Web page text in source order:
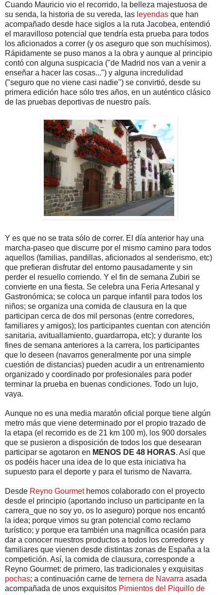
Cuando Mauricio vio el recorrido, la belleza majestuosa de
su senda, la historia de su vereda, las leyendas que han
acompañado desde hace siglos a la ruta Jacobea, entendió
el maravilloso potencial que tendría esta prueba para todos
los aficionados a correr (y os aseguro que son muchísimos).
Rápidamente se puso manos a la obra y aunque al principio
contó con alguna suspicacia ("de Madrid nos van a venir a
enseñar a hacer las cosas...") y alguna incredulidad
("seguro que no viene casi nadie") se convirtió, desde su
primera edición hace sólo tres años, en un auténtico clásico
de las pruebas deportivas de nuestro país.
Y es que no se trata sólo de correr. El día anterior hay una
marcha-paseo que discurre por el mismo camino para todos
aquellos (familias, pandillas, aficionados al senderismo, etc)
que prefieran disfrutar del entorno pausadamente y sin
perder el resuello corriendo. Y el fin de semana Zubiri se
convierte en una fiesta. Se celebra una Feria Artesanal y
Gastronómica; se coloca un parque infantil para todos los
niños; se organiza una comida de clausura en la que
participan cerca de dos mil personas (entre corredores,
familiares y amigos); los participantes cuentan con atención
sanitaria, avituallamiento, guardarropa, etc); y durante los
fines de semana anteriores a la carrera, los participantes
que lo deseen (navarros generalmente por una simple
cuestión de distancias) pueden acudir a un entrenamiento
organizado y coordinado por profesionales para poder
terminar la prueba en buenas condiciones. Todo un lujo,
vaya.
Aunque no es una media maratón oficial porque tiene algún
metro más que viene determinado por el propio trazado de
la etapa (el recorrido es de 21 km 100 m), los 900 dorsales
que se pusieron a disposición de todos los que desearan
participar se agotaron en MENOS DE 48 HORAS. Así que
os podéis hacer una idea de lo que esta iniciativa ha
supuesto para el deporte y para el turismo de Navarra.
Desde Reyno Gourmethemos colaborado con el proyecto
desde el principio (aportando incluso un participante en la
carrera_que no soy yo, os lo aseguro) porque nos encantó
la idea; porque vimos su gran potencial como reclamo
turístico; y porque era también una magnífica ocasión para
dar a conocer nuestros productos a todos los corredores y
familiares que vienen desde distintas zonas de España a la
competición. Así, la comida de clausura, corresponde a
Reyno Gourmet: de primero, las tradicionales y exquisitas
pochas; a continuación carne de ternera de Navarra asada
acompañada de unos exquisitos Pimientos del Piquillo de